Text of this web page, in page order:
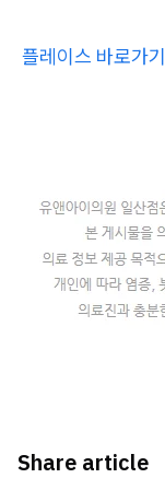
플레이스 바로가기
Share article